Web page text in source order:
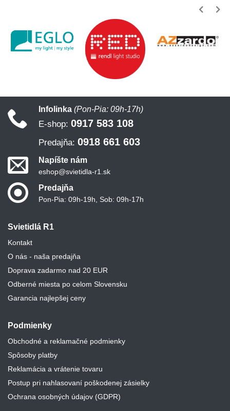
Svietidlá R1
Kontakt
O nás - naša predajňa
Doprava zadarmo nad 20 EUR
Odberné miesta po celom Slovensku
Garancia najlepšej ceny
Podmienky
Obchodné a reklamačné podmienky
Spôsoby platby
Reklamácia a vrátenie tovaru
Postup pri nahlasovaní poškodenej zásielky
Ochrana osobných údajov (GDPR)
Infolinka (Pon-Pia: 09h-17h)
E-shop: 0917 583 108
Predajňa: 0918 661 603
Napíšte nám
eshop@svietidla-r1.sk
Predajňa
Pon-Pia: 09h-19h, Sob: 09h-17h